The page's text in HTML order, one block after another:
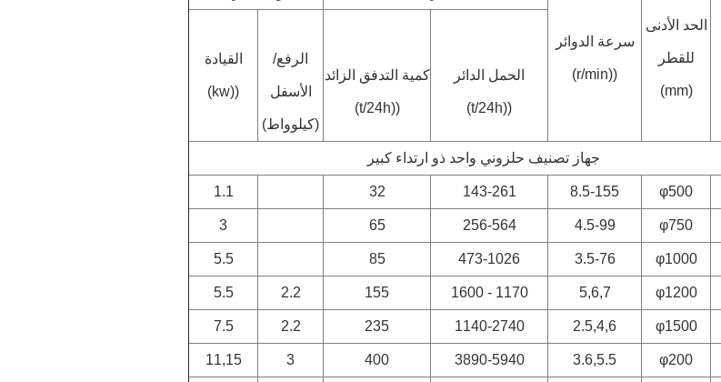
الحد الأدنى
للقطر
(mm)
سرعة الدوائر
((r/min) الحمل الدائر
((t/24h)
كمية التدفق الزائد
((t/24h)
الرفع/
الأسفل
(كيلوواط)
القيادة
((kw)
جهاز تصنيف حلزوني واحد ذو ارتداء كبير
φ500
8.5-155
143-261
32
1.1
φ750
4.5-99
256-564
65
3
φ1000
3.5-76
473-1026
85
5.5
φ1200
5,6,7
1170 - 1600
155
2.2
5.5
φ1500
2.5,4,6
1140-2740
235
2.2
7.5
φ200
3.6,5.5
3890-5940
400
3
11,15